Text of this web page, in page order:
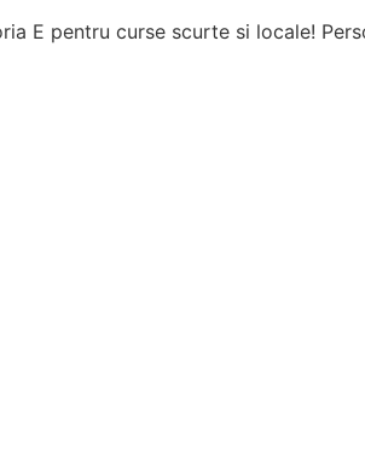
E pentru curse scurte si locale!